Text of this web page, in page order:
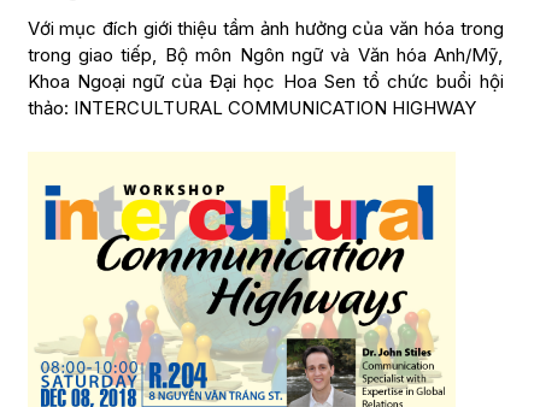
Với mục đích giới thiệu tầm ảnh hưởng của văn hóa trong
trong giao tiếp, Bộ môn Ngôn ngữ và Văn hóa Anh/Mỹ,
Khoa Ngoại ngữ của Đại học Hoa Sen tổ chức buổi hội
thảo: INTERCULTURAL COMMUNICATION HIGHWAY